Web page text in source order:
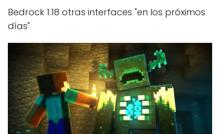
Bedrock 1.18 otras interfaces "en los próximos
días"